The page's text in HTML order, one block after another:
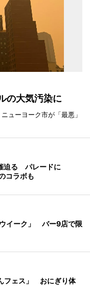
の大気汚染に
ューヨーク市が「最悪」
迫る パレードに
コラボも
イーク」 バー9店で限
フェス」 おにぎり体